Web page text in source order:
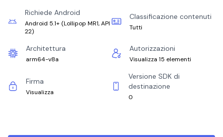
Richiede Android
Android 5.1+ (Lollipop MR1, API
22)
Classificazione contenuti
Tutti
Architettura
arm64-v8a
Autorizzazioni
Visualizza 15 elementi
Firma
Visualizza
Versione SDK di
destinazione
0